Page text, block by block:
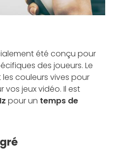
été conçu pour
des joueurs. Le
couleurs vives pour
vos jeux vidéo. Il est
pour un temps de